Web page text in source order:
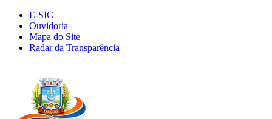
Skip
content
E-SIC
Ouvidoria
Mapa do Site
Radar da Transparência